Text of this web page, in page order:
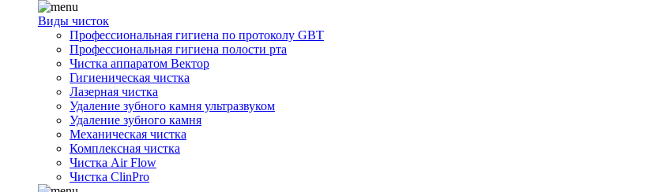
Виды чисток
Профессиональная гигиена по протоколу GBT
Профессиональная гигиена полости рта
Чистка аппаратом Вектор
Гигиеническая чистка
Лазерная чистка
Удаление зубного камня ультразвуком
Удаление зубного камня
Механическая чистка
Комплексная чистка
Чистка Air Flow
Чистка ClinPro